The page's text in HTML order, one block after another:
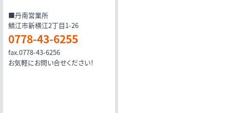
■丹南営業所
鯖江市新横江2丁目1-26
0778-43-6255
fax.0778-43-6256
お気軽にお問い合せください！